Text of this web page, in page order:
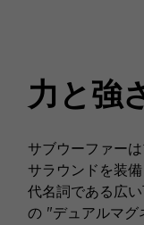
力と強
サブウーファー
サラウンドを装
代名詞である広
の "デュアルマグ